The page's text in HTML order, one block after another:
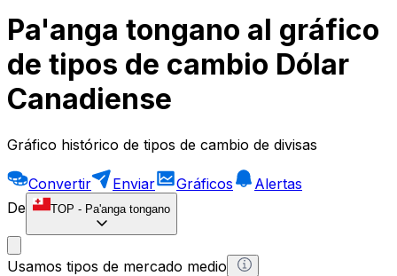
Pa'anga tongano al gráfico
de tipos de cambio Dólar
Canadiense
Gráfico histórico de tipos de cambio de divisas
Convertir Enviar Gráficos
Alertas
De
TOP - Pa'anga tongano
Usamos tipos de mercado medio